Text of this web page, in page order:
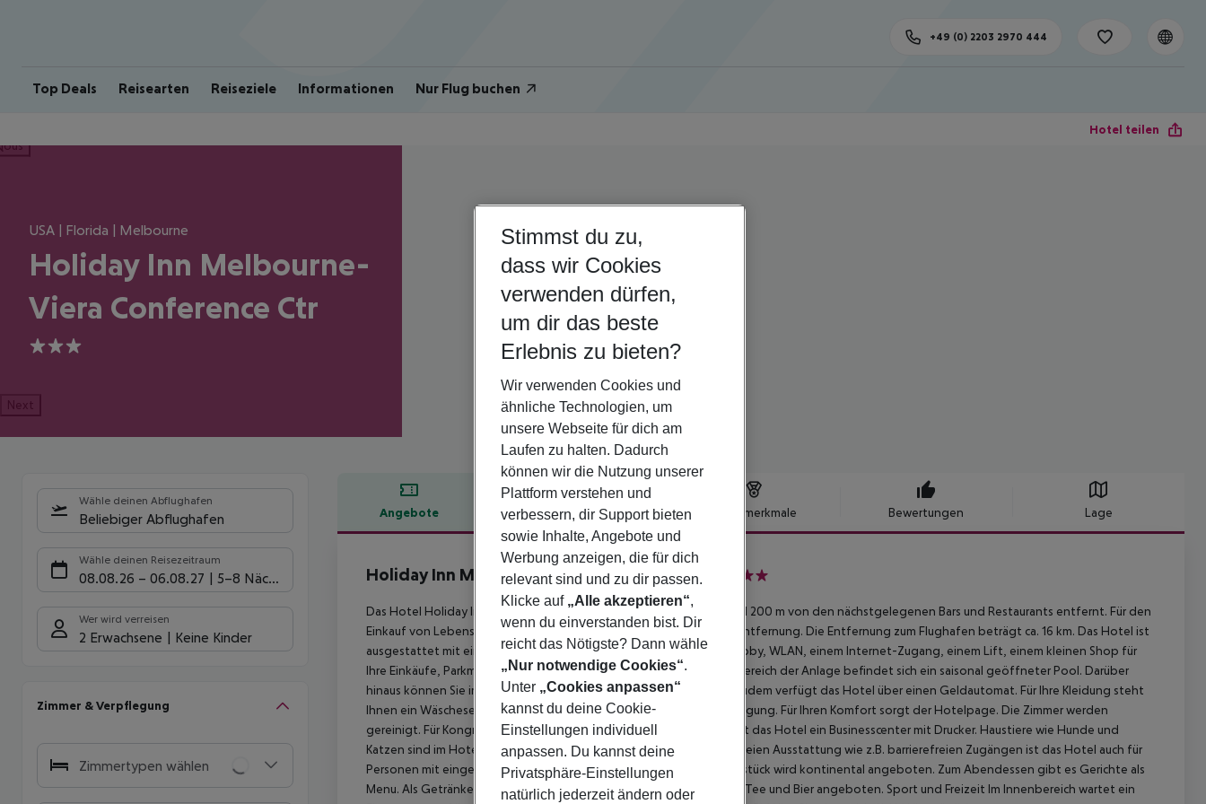
Top Deals Reisearten Reiseziele Informationen Nur Flug buchen
+49 (0) 2203 2970 444
Hotel teilen
USA | Florida | Melbourne
Holiday Inn Melbourne-
Viera Conference Ctr
3
Next
Wähle deinen Abflughafen
Beliebiger Abflughafen
Wähle deinen Reisezeitraum
08.08.26 – 06.08.27 5-8 Nächte
Wer wird verreisen
2 Erwachsene Keine Kinder
Zimmer & Verpflegung
Zimmertypen wählen
Angebote Hotelbeschreibung Hotelmerkmale Bewertungen Lage
Hotelbeschreibung
Holiday Inn Melbourne-Viera Conference Ctr
Das Hotel Holiday Inn Melbourne-Viera Conference Ctr liegt nur rund 200 m von den nächstgelegenen Bars und Restaurants entfernt. Für den
Einkauf von Lebensmitteln gibt es einen Supermarkt in etwa 1,1 km Entfernung. Die Entfernung zum Flughafen beträgt ca. 16 km. Das Hotel ist
ausgestattet mit einer 24h am Tag geöffneten Rezeption, einer Lobby, WLAN, einem Internet-Zugang, einem Lift, einem kleinen Shop für
Ihre Einkäufe, Parkmöglichkeiten sowie einer TV-Lounge. Im Außenbereich der Anlage befindet sich ein saisonal geöffneter Pool. Darüber
hinaus können Sie im Freien auf einer Sonnenterrasse entspannen. Zudem verfügt das Hotel über einen Geldautomat. Für Ihre Kleidung steht
Ihnen ein Wäscheservice (geg. Gebühr) und ein Bügelservice zur Verfügung. Für Ihren Komfort sorgt der Hotelpage. Die Zimmer werden
gereinigt. Für Kongresse und sonstige geschäftliche Meetings bietet das Hotel ein Businesscenter mit Drucker. Haustiere wie Hunde und
Katzen sind im Hotel erlaubt (auf Anfrage). Aufgrund seiner barrierefreien Ausstattung wie z.B. barrierefreien Zugängen ist das Hotel auch für
Personen mit eingeschränkter Mobilität geeignet.Verpflegung Frühstück wird kontinental angeboten. Zum Abendessen gibt es Gerichte als
Menu. Als Getränke werden im Hotel Wasser, Softdrinks, Kaffee und Tee und Bier angeboten. Sport und Freizeit Im Innenbereich wartet ein
Stimmst du zu,
dass wir Cookies
verwenden dürfen,
um dir das beste
Erlebnis zu bieten?
Wir verwenden Cookies und
ähnliche Technologien, um
unsere Webseite für dich am
Laufen zu halten. Dadurch
können wir die Nutzung unserer
Plattform verstehen und
verbessern, dir Support bieten
sowie Inhalte, Angebote und
Werbung anzeigen, die für dich
relevant sind und zu dir passen.
Klicke auf „Alle akzeptieren“,
wenn du einverstanden bist. Dir
reicht das Nötigste? Dann wähle
„Nur notwendige Cookies“.
Unter „Cookies anpassen“
kannst du deine Cookie-
Einstellungen individuell
anpassen. Du kannst deine
Privatsphäre-Einstellungen
natürlich jederzeit ändern oder